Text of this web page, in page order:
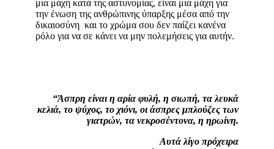
μια μάχη κατά της αστυνομίας, είναι μια μάχη για
την ένωση της ανθρώπινης ύπαρξης μέσα από την
δικαιοσύνη και το χρώμα σου δεν παίζει κανένα
ρόλο για να σε κάνει να μην πολεμήσεις για αυτήν.
“Άσπρη είναι η αρία φυλή, η σιωπή, τα λευκά
κελιά, το ψύχος, το χιόνι, οι άσπρες μπλούζες των
γιατρών, τα νεκροσέντονα, η ηρωίνη.
Αυτά λίγο πρόχειρα